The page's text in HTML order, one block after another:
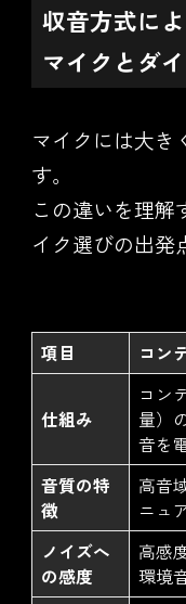
収音方式に
マイクとダ
マイクには大き
す。
この違いを理解
イク選びの出発
項目 コン
仕組み
コン
量）
音を
音質の特
徴
高音
ニュ
ノイズへ
の感度
高感
環境